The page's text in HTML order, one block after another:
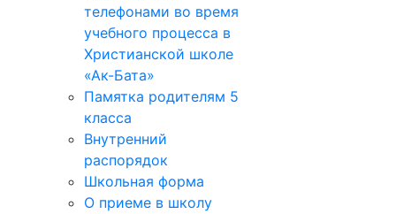
телефонами во время
учебного процесса в
Христианской школе
«Ак-Бата»
Памятка родителям 5
класса
Внутренний
распорядок
Школьная форма
О приеме в школу